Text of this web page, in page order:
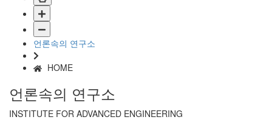
언론속의 연구소
HOME
언론속의 연구소
INSTITUTE FOR ADVANCED ENGINEERING